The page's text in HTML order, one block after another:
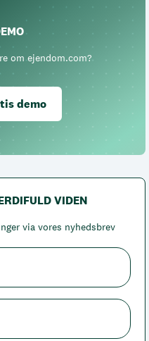
om ejendom.com?
demo
VIDEN
via vores nyhedsbrev